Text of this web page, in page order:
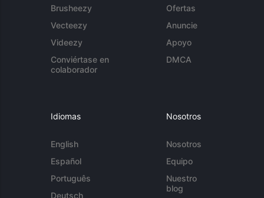
Brusheezy
Vecteezy
Videezy
Conviértase en
colaborador
Ofertas
Anuncie
Apoyo
DMCA
Idiomas
English
Español
Português
Deutsch
Nosotros
Nosotros
Equipo
Nuestro
blog